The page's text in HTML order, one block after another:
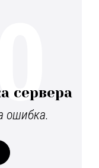
сервера
ошибка.